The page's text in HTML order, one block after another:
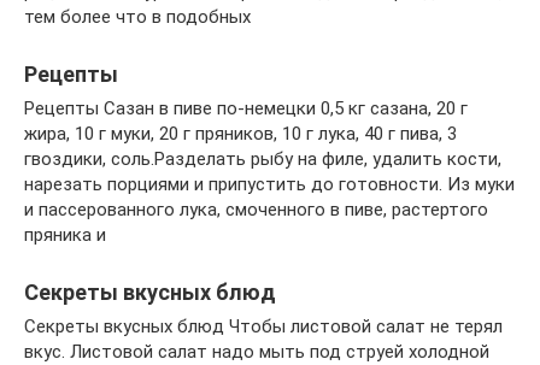
тем более что в подобных
Рецепты
Рецепты Сазан в пиве по-немецки 0,5 кг сазана, 20 г
жира, 10 г муки, 20 г пряников, 10 г лука, 40 г пива, 3
гвоздики, соль.Разделать рыбу на филе, удалить кости,
нарезать порциями и припустить до готовности. Из муки
и пассерованного лука, смоченного в пиве, растертого
пряника и
Секреты вкусных блюд
Секреты вкусных блюд Чтобы листовой салат не терял
вкус. Листовой салат надо мыть под струей холодной